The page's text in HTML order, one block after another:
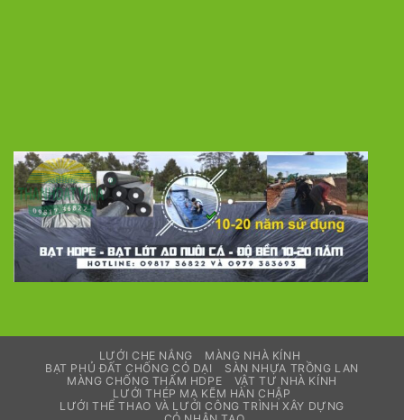
LƯỚI CHE NẮNG
MÀNG NHÀ KÍNH
BẠT PHỦ ĐẤT CHỐNG CỎ DẠI
SÀN NHỰA TRỒNG LAN
MÀNG CHỐNG THẤM HDPE
VẬT TƯ NHÀ KÍNH
LƯỚI THÉP MẠ KẼM HÀN CHẬP
LƯỚI THỂ THAO VÀ LƯỚI CÔNG TRÌNH XÂY DỰNG